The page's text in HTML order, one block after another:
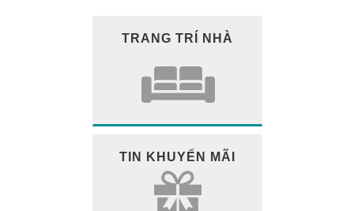
TRANG TRÍ NHÀ
TIN KHUYẾN MÃI